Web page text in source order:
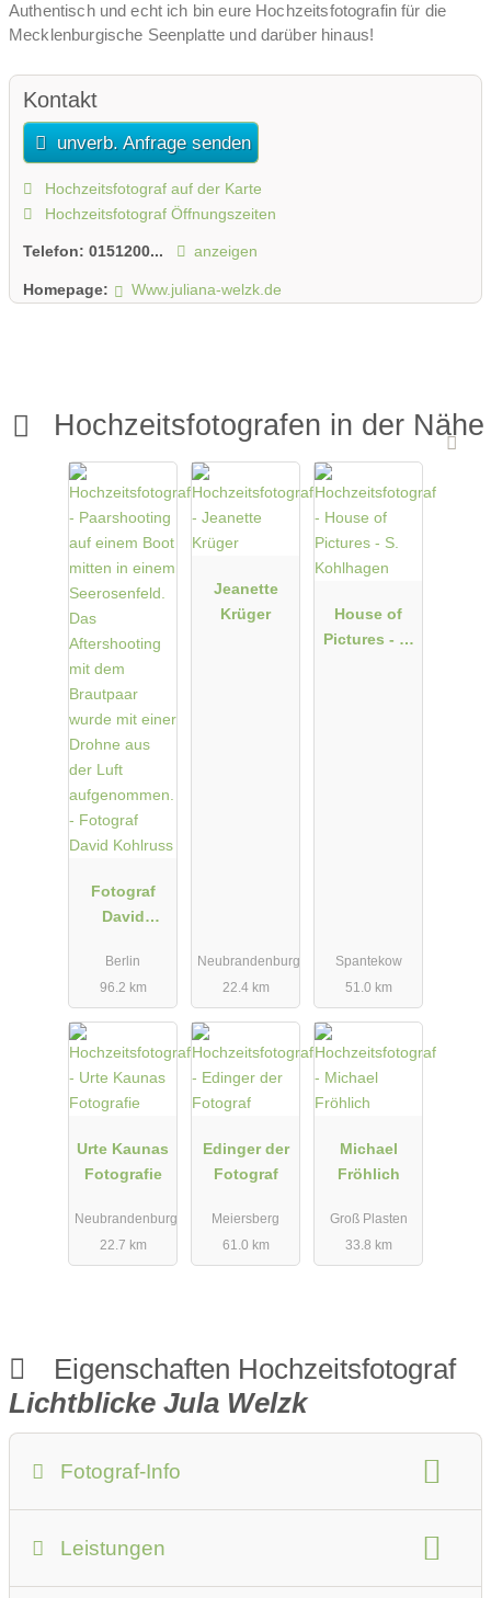
Authentisch und echt ich bin eure Hochzeitsfotografin für die
Mecklenburgische Seenplatte und darüber hinaus!
Kontakt
unverb. Anfrage senden
Hochzeitsfotograf auf der Karte
Hochzeitsfotograf Öffnungszeiten
Telefon: 0151200... anzeigen
Homepage: Www.juliana-welzk.de
Hochzeitsfotografen in der Nähe
Fotograf
David
Berlin
96.2 km
Jeanette
Krüger
Neubrandenburg
22.4 km
House of
Pictures - S.
Spantekow
51.0 km
Urte Kaunas
Fotografie
Neubrandenburg
22.7 km
Edinger der
Fotograf
Meiersberg
61.0 km
Michael
Fröhlich
Groß Plasten
33.8 km
Eigenschaften Hochzeitsfotograf
Lichtblicke Jula Welzk
Fotograf-Info
Leistungen